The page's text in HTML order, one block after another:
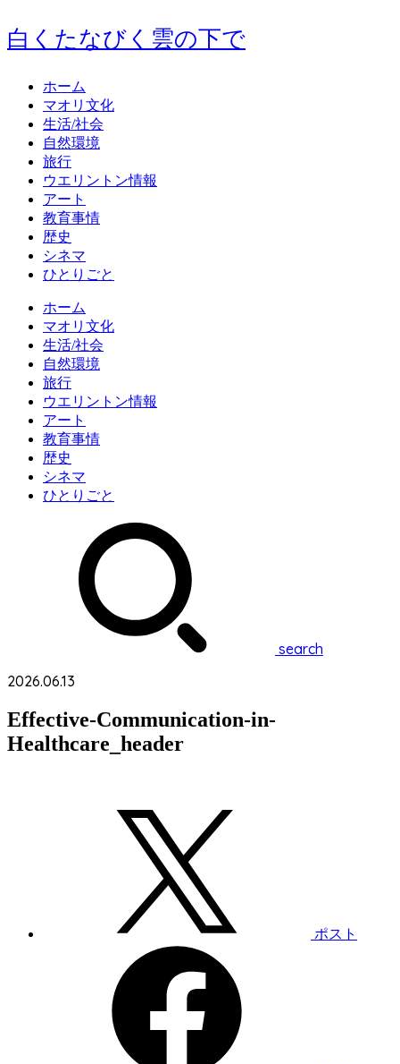
白くたなびく雲の下で
ホーム
マオリ文化
生活/社会
自然環境
旅行
ウエリントン情報
アート
教育事情
歴史
シネマ
ひとりごと
ホーム
マオリ文化
生活/社会
自然環境
旅行
ウエリントン情報
アート
教育事情
歴史
シネマ
ひとりごと
search
2026.06.13
Effective-Communication-in-
Healthcare_header
ポスト